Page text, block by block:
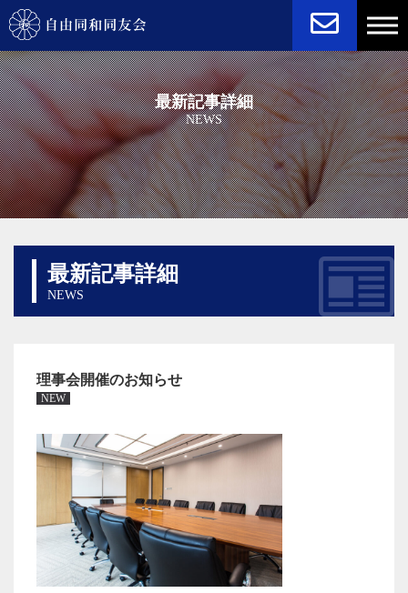
最新記事詳細
NEWS
最新記事詳細
NEWS
理事会開催のお知らせ
NEW
STATUTE